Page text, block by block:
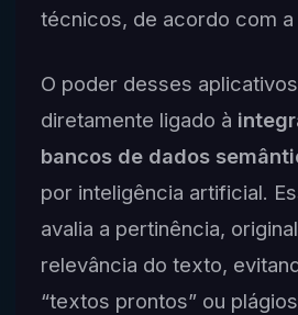
técnicos, de acordo com a
O poder desses
diretamente ligado à
bancos de dados
por inteligência artificial.
avalia a pertinência,
relevância do texto,
“textos prontos” ou